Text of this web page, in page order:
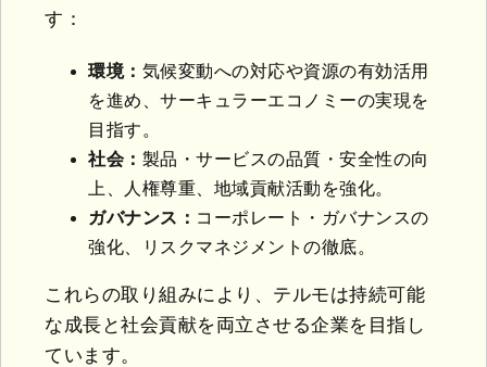
す：
環境： 気候変動への対応や資源の有効活用
を進め、サーキュラーエコノミーの実現を
目指す。
社会： 製品・サービスの品質・安全性の向
上、人権尊重、地域貢献活動を強化。
ガバナンス： コーポレート・ガバナンスの
強化、リスクマネジメントの徹底。
これらの取り組みにより、テルモは持続可能
な成長と社会貢献を両立させる企業を目指し
ています。